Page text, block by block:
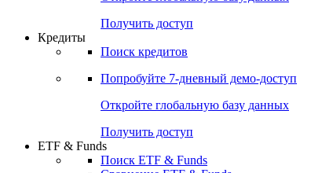
Попробуйте7-дневный
Откройте глобальную базу данных
Получить доступ
Кредиты
Поиск кредитов
Попробуйте7-дневный
Откройте глобальную базу данных